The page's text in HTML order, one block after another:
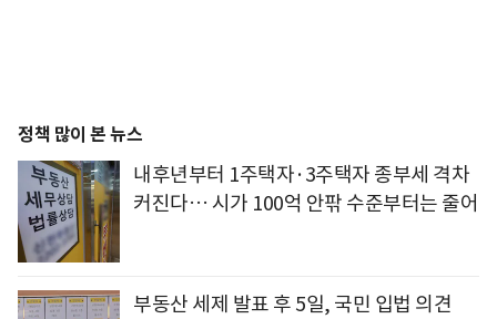
정책 많이 본 뉴스
내후년부터 1주택자·3주택자 종부세 격차
커진다… 시가 100억 안팎 수준부터는 줄어
부동산 세제 발표 후 5일, 국민 입법 의견